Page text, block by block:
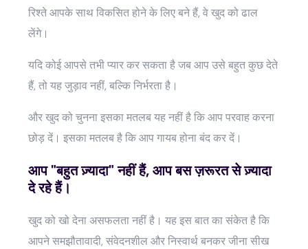
रिश्ते आपके साथ विकसित होने के लिए बने हैं, वे खुद को ढाल
लेंगे।
यदि कोई आपसे तभी प्यार कर सकता है जब आप उसे बहुत कुछ देते
हैं, तो यह जुड़ाव नहीं, बल्कि निर्भरता है।
और खुद को चुनना इसका मतलब यह नहीं है कि आप परवाह करना
छोड़ दें। इसका मतलब है कि आप गायब होना बंद कर दें।
आप "बहुत ज़्यादा" नहीं हैं, आप बस ज़रूरत से ज़्यादा
दे रहे हैं।
खुद को खो देना असफलता नहीं है। यह इस बात का संकेत है कि
आपने समझौतावादी, संवेदनशील और निस्वार्थ बनकर जीना सीख